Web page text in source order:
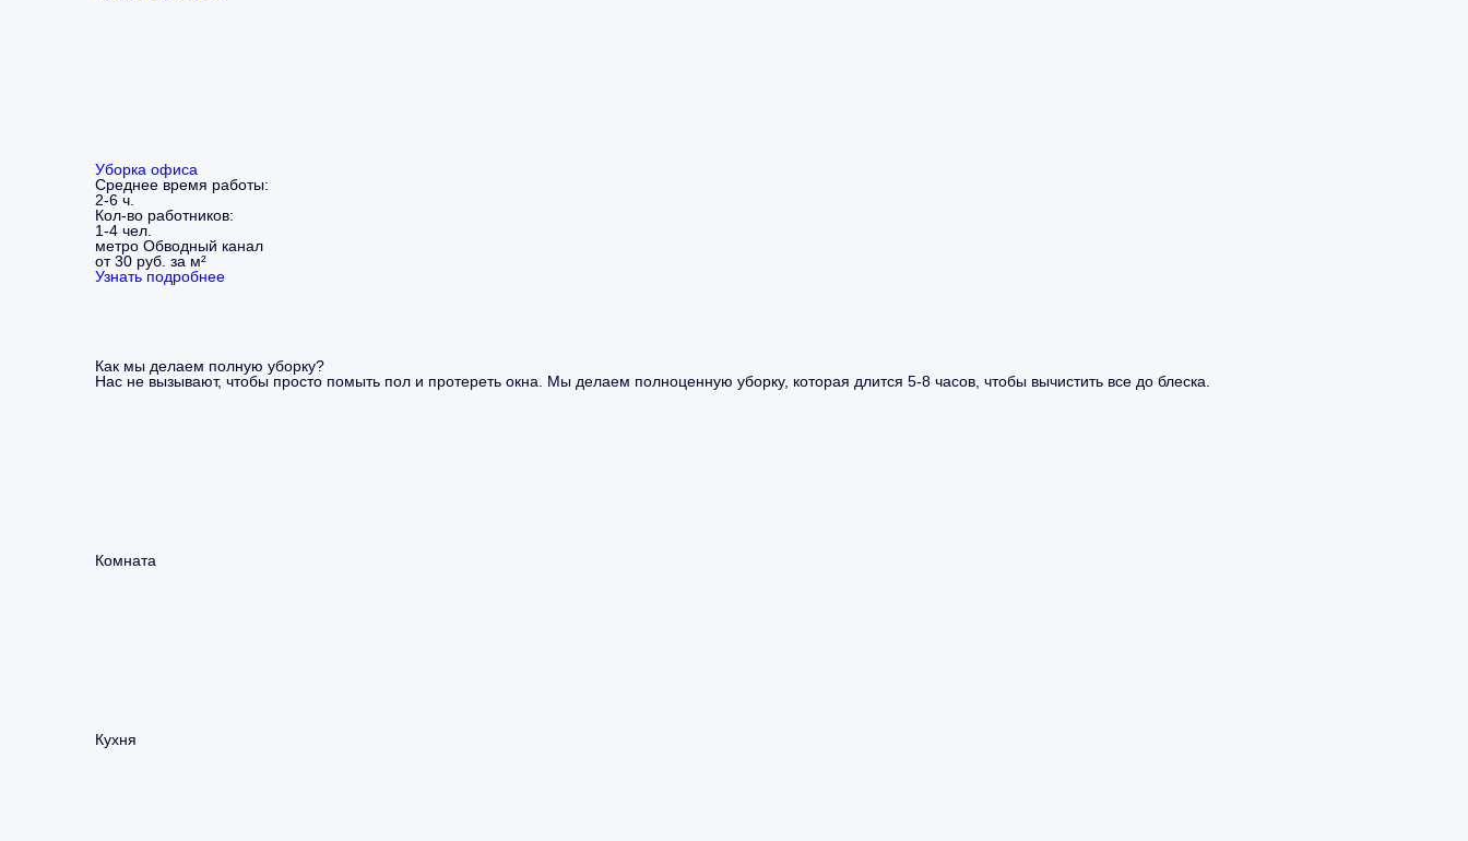
Уборка офиса
Среднее время работы:
2-6 ч.
Кол-во работников:
1-4 чел.
метро Обводный канал
от 30 руб. за м²
Узнать подробнее
Как мы делаем полную уборку?
Нас не вызывают, чтобы просто помыть пол и протереть окна. Мы делаем полноценную уборку, которая длится 5-8 часов, чтобы вычистить все до блеска.
Комната
Кухня